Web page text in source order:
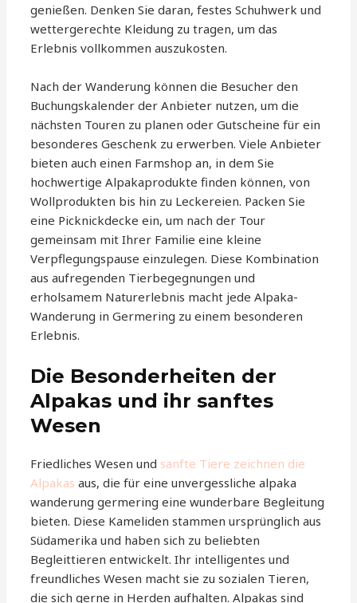
genießen. Denken Sie daran, festes Schuhwerk und
wettergerechte Kleidung zu tragen, um das
Erlebnis vollkommen auszukosten.
Nach der Wanderung können die Besucher den
Buchungskalender der Anbieter nutzen, um die
nächsten Touren zu planen oder Gutscheine für ein
besonderes Geschenk zu erwerben. Viele Anbieter
bieten auch einen Farmshop an, in dem Sie
hochwertige Alpakaprodukte finden können, von
Wollprodukten bis hin zu Leckereien. Packen Sie
eine Picknickdecke ein, um nach der Tour
gemeinsam mit Ihrer Familie eine kleine
Verpflegungspause einzulegen. Diese Kombination
aus aufregenden Tierbegegnungen und
erholsamem Naturerlebnis macht jede Alpaka-
Wanderung in Germering zu einem besonderen
Erlebnis.
Die Besonderheiten der
Alpakas und ihr sanftes
Wesen
Friedliches Wesen und sanfte Tiere zeichnen die
Alpakas aus, die für eine unvergessliche alpaka
wanderung germering eine wunderbare Begleitung
bieten. Diese Kameliden stammen ursprünglich aus
Südamerika und haben sich zu beliebten
Begleittieren entwickelt. Ihr intelligentes und
freundliches Wesen macht sie zu sozialen Tieren,
die sich gerne in Herden aufhalten. Alpakas sind